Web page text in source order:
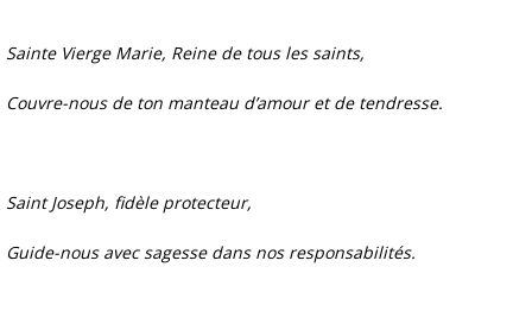
Sainte Vierge Marie, Reine de tous les saints,
Couvre-nous de ton manteau d’amour et de tendresse.
Saint Joseph, fidèle protecteur,
Guide-nous avec sagesse dans nos responsabilités.